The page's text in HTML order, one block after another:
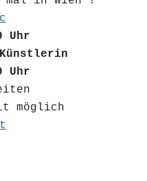
Uhr
Uhr
möglich